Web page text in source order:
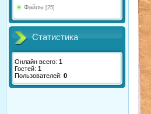
Файлы [25]
Статистика
Онлайн всего: 1
Гостей: 1
Пользователей: 0